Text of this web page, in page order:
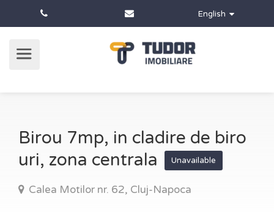
English
Birou 7mp, in cladire de biro
uri, zona centrala
Unavailable
Calea Motilor nr. 62, Cluj-Napoca